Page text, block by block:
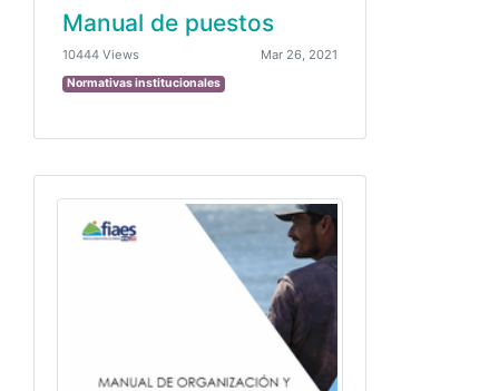
Manual de puestos
10444 Views Mar 26, 2021
Normativas institucionales